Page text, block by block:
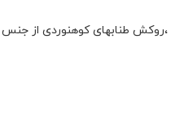
طنابهای کوهنوردی از جنس